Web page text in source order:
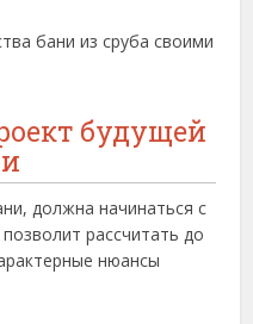
бани из сруба своими
будущей
должна начинаться с
рассчитать до
нюансы